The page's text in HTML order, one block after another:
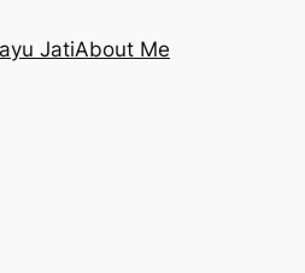
JatiAbout Me